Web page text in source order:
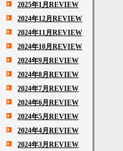
2025年1月REVIEW
2024年12月REVIEW
2024年11月REVIEW
2024年10月REVIEW
2024年9月REVIEW
2024年8月REVIEW
2024年7月REVIEW
2024年6月REVIEW
2024年5月REVIEW
2024年4月REVIEW
2024年3月REVIEW